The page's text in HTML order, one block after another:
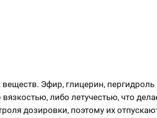
Эфир, глицерин,
либо летучестью, что
дозировки, поэтому их